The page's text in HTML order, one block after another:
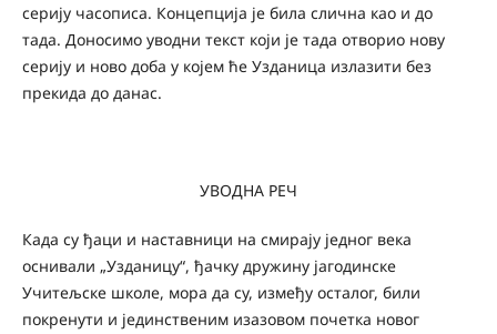
серију часописа. Концепција је била слична као и до
тада. Доносимо уводни текст који је тада отворио нову
серију и ново доба у којем ће Узданица излазити без
прекида до данас.
УВОДНА РЕЧ
Када су ђаци и наставници на смирају једног века
оснивали „Узданицу“, ђачку дружину јагодинске
Учитељске школе, мора да су, између осталог, били
покренути и јединственим изазовом почетка новог